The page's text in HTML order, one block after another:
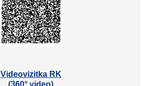
Videovizitka RK